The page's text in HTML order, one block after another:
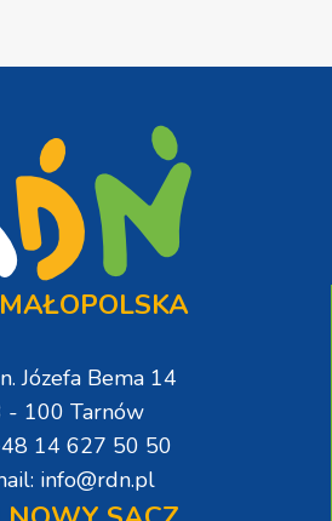
Józefa Bema 14
- 100 Tarnów
14 627 50 50
info@rdn.pl